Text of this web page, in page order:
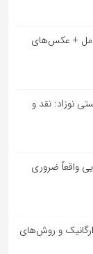
+ عکس‌های
نوزاد: نقد و
واقعاً ضروری
و روش‌های